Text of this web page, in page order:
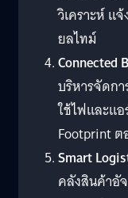
วิเคราะห์ แ
ยลไทม์
Connected
บริหารจัดก
ใช้ไฟและแ
Footprint ต
Smart
คลังสินค้าอั